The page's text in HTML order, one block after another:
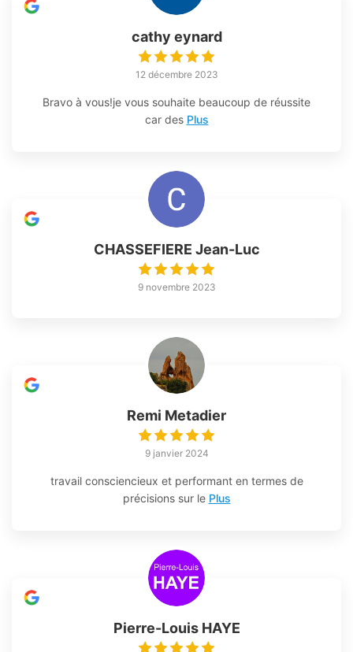
cathy eynard
12 décembre 2023
Bravo à vous!je vous souhaite beaucoup de réussite
car des Plus
CHASSEFIERE Jean-Luc
9 novembre 2023
Remi Metadier
9 janvier 2024
travail consciencieux et performant en termes de
précisions sur le Plus
Pierre-Louis HAYE